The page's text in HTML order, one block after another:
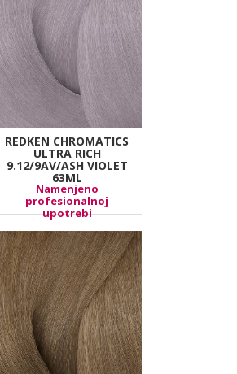
REDKEN CHROMATICS
ULTRA RICH
9.12/9AV/ASH VIOLET
63ML
Namenjeno
profesionalnoj
upotrebi